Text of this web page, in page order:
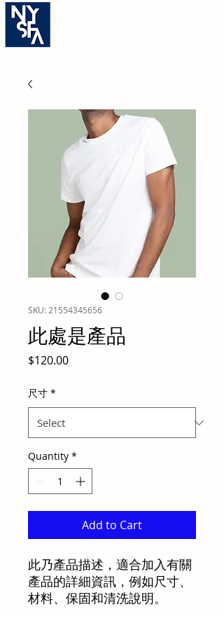
SKU: 21554345656
此處是產品
$120.00Price
尺寸 *
Quantity *
Add to Cart
此乃產品描述，適合加入有關
產品的詳細資訊，例如尺寸、
材料、保固和清洗說明。